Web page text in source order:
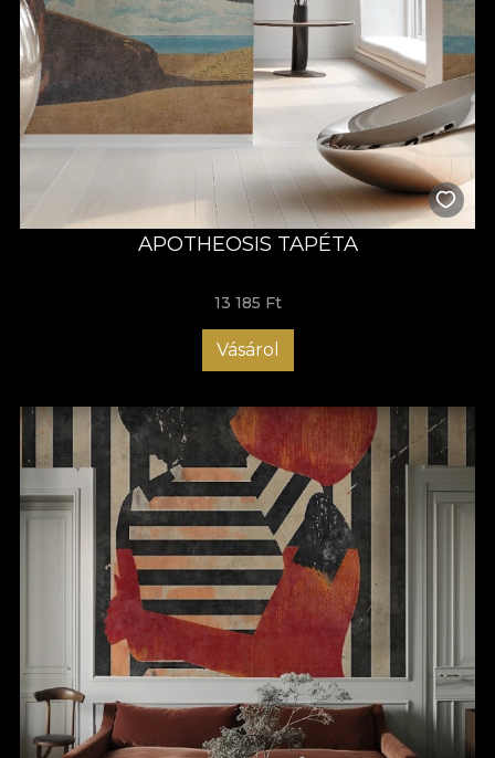
APOTHEOSIS TAPÉTA
13 185 Ft
Vásárol